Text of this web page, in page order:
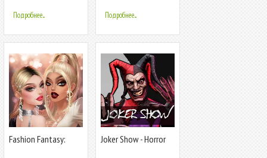
Подробнее... Подробнее...
Fashion Fantasy:
Joker Show - Horror